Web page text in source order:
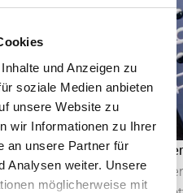
und Anzeigen zu
soziale Medien anbieten
unsere Website zu
wir Informationen zu Ihrer
an unsere Partner für
Analysen weiter. Unsere
möglicherweise mit
es, den Ablauf
Kalender
Der